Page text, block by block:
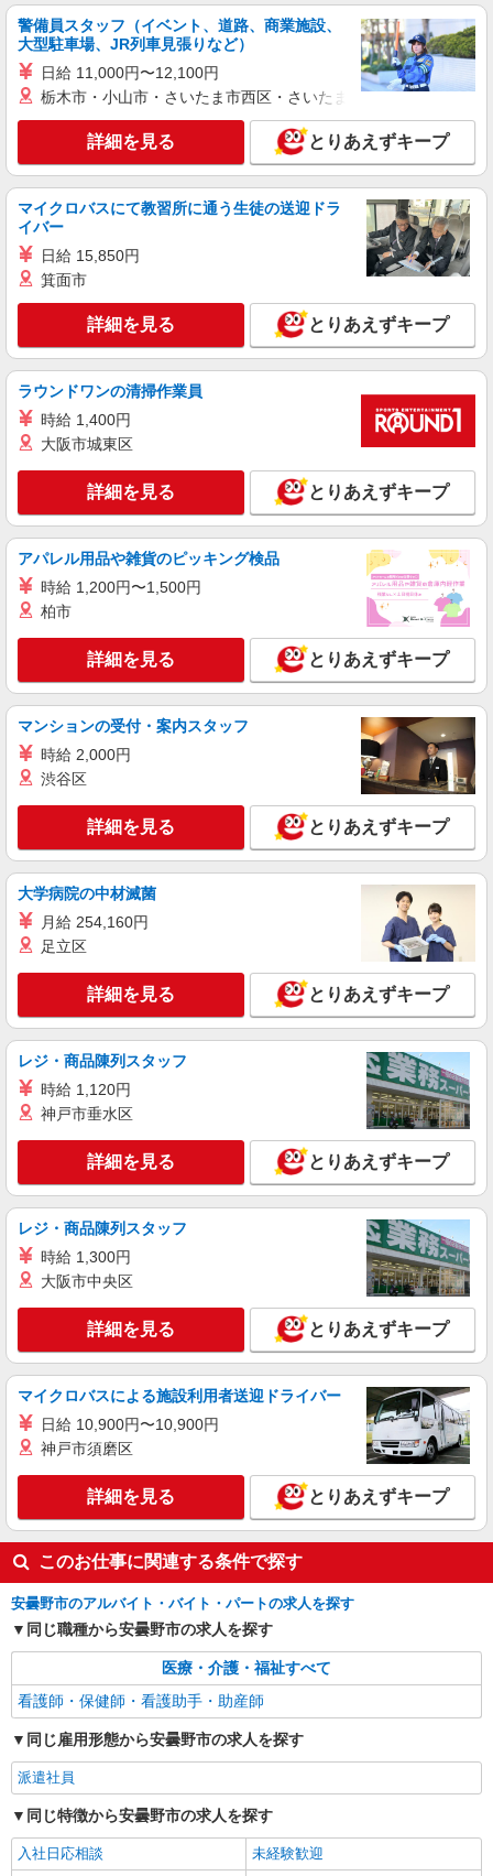
キープ 詳細を見る
派遣社員
安曇野市＊綺麗な病院で看護助手デビュー♪無
資格・未経験OK
時給1500円〜2125円 ＜日払い有/週払い有/交
通費全支給(ガソリン代含む)＞
株式会社kotrio /●MT-H-2020761
≪安曇野市≫年齢不問！０からスタートでも活
躍できる看護助手♪
時給1500円〜2125円 ＜日払い有/週払い有/交
キープ 詳細を見る
派遣社員
株式会社kotrio /●MT-H-1815705
安曇野市★病院でお掃除/食事の配膳など♪★激
時給1500円〜2125円 ＜日払い有/週払い有/交
通費全支給(ガソリン代含む)＞
安曇野市内
詳細を見る
株式会社kotrio /●MT-H-1980689
安曇野市＊看護助手＊日払いOK！推し活の軍
資金も即ゲット◎
時給1500円〜2125円 ＜日払い有/週払い有/交
詳細を見る
派遣社員
株式会社kotrio /●MT-H-2069470
看護助手／資格も経験も必要なし＊やさしい気
時給1500円〜2125円 ＜日払い有/週払い有/交
通費全支給(ガソリン代含む)＞
安曇野市内
キープ 詳細を見る
株式会社kotrio /●MT-H-1977428
≪安曇野市／看護助手≫子育て世代活躍中！働
きやすい環境♪
時給1500円〜2125円 ＜日払い有/週払い有/交
通費全支給(ガソリン代含む)＞
キープ 詳細を見る
警備員スタッフ（イベント、道路、商業施設、
大型駐車場、JR列車見張りなど）
日給 11,000円〜12,100円
栃木市・小山市・さいたま市西区・さいたま市岩槻区・久喜市・
詳細を見る とりあえずキープ
マイクロバスにて教習所に通う生徒の送迎ドラ
イバー
日給 15,850円
箕面市
詳細を見る とりあえずキープ
ラウンドワンの清掃作業員
時給 1,400円
大阪市城東区
詳細を見る とりあえずキープ
アパレル用品や雑貨のピッキング検品
時給 1,200円〜1,500円
柏市
詳細を見る とりあえずキープ
マンションの受付・案内スタッフ
時給 2,000円
渋谷区
詳細を見る とりあえずキープ
大学病院の中材滅菌
月給 254,160円
足立区
詳細を見る とりあえずキープ
レジ・商品陳列スタッフ
時給 1,120円
神戸市垂水区
詳細を見る とりあえずキープ
レジ・商品陳列スタッフ
時給 1,300円
大阪市中央区
詳細を見る とりあえずキープ
マイクロバスによる施設利用者送迎ドライバー
日給 10,900円〜10,900円
神戸市須磨区
詳細を見る とりあえずキープ
このお仕事に関連する条件で探す
安曇野市のアルバイト・バイト・パートの求人を探す
同じ職種から安曇野市の求人を探す
医療・介護・福祉すべて
看護師・保健師・看護助手・助産師
同じ雇用形態から安曇野市の求人を探す
派遣社員
同じ特徴から安曇野市の求人を探す
入社日応相談
未経験歓迎